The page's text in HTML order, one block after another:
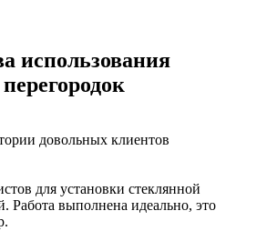
использования
довольных клиентов
для установки стеклянной
Работа выполнена идеально, это